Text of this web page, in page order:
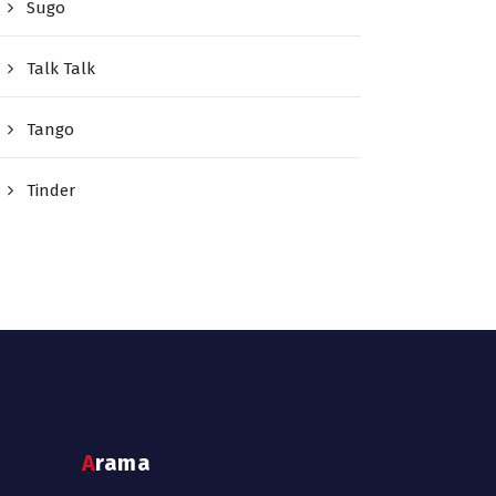
Sugo
Talk Talk
Tango
Tinder
Arama